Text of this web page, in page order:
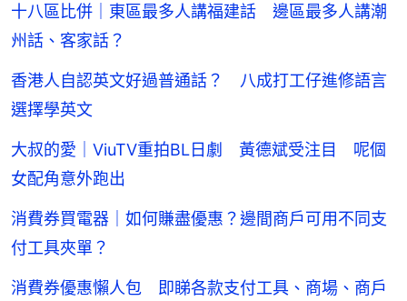
十八區比併｜東區最多人講福建話 邊區最多人講潮
州話、客家話？
香港人自認英文好過普通話？ 八成打工仔進修語言
選擇學英文
大叔的愛｜ViuTV重拍BL日劇 黃德斌受注目 呢個
女配角意外跑出
消費券買電器｜如何賺盡優惠？邊間商戶可用不同支
付工具夾單？
消費券優惠懶人包 即睇各款支付工具、商場、商戶